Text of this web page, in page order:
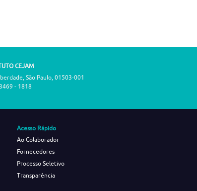
CEJAM
São Paulo, 01503-001
- 1818
Acesso Rápido
Ao Colaborador
Fornecedores
Processo Seletivo
Transparência